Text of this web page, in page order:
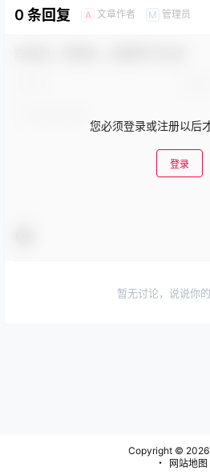
0 条回复 A 文章作者 M 管理员
您必须登录或注册以后
登录
暂无讨论，说说你
Copyright © 2026
・
网站地图